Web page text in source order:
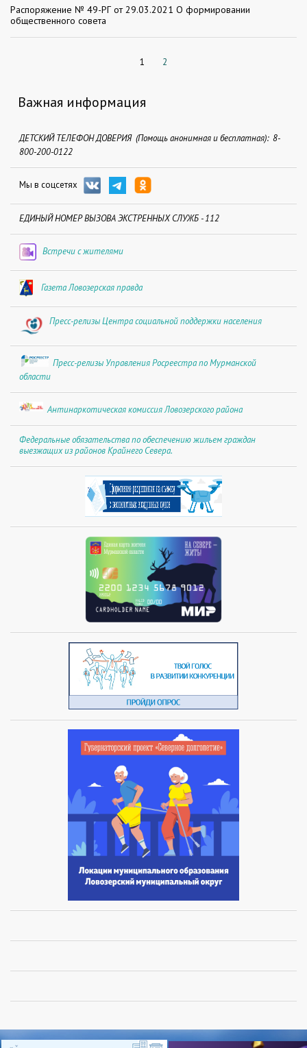
Распоряжение № 49-РГ от 29.03.2021 О формировании
общественного совета
1 2
Важная информация
ДЕТСКИЙ ТЕЛЕФОН ДОВЕРИЯ (Помощь анонимная и бесплатная): 8-
800-200-0122
Мы в соцсетях
ЕДИНЫЙ НОМЕР ВЫЗОВА ЭКСТРЕННЫХ СЛУЖБ - 112
Встречи с жителями
Газета Ловозерская правда
Пресс-релизы Центра социальной поддержки населения
Пресс-релизы Управления Росреестра по Мурманской
области
Антинаркотическая комиссия Ловозерского района
Федеральные обязательства по обеспечению жильем граждан
выезжащих из районов Крайнего Севера.